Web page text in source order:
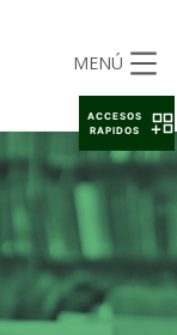
MENÚ
ACCESOS
RAPIDOS